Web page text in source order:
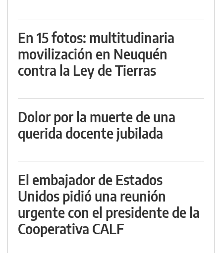
En 15 fotos: multitudinaria
movilización en Neuquén
contra la Ley de Tierras
Dolor por la muerte de una
querida docente jubilada
El embajador de Estados
Unidos pidió una reunión
urgente con el presidente de la
Cooperativa CALF